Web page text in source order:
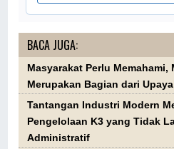
BACA JUGA:
Masyarakat Perlu
Merupakan Bagian dari
Tantangan Industri Modern
Pengelolaan K3 yang Tidak
Administratif